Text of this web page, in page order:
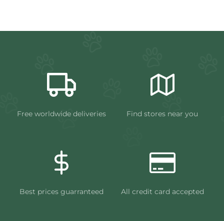
Free worldwide deliveries Find stores near you
Best prices guarranteed All credit card accepted